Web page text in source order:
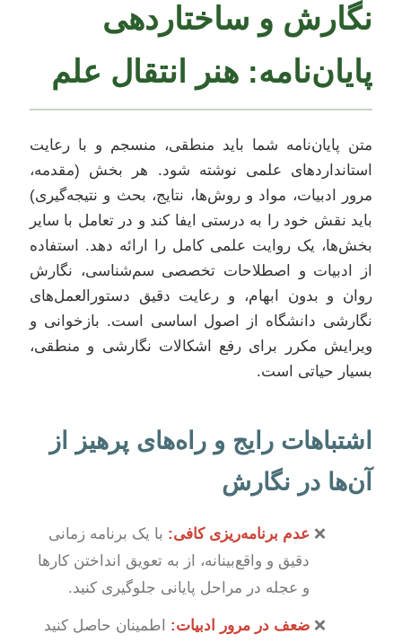
نگارش و ساختاردهی
پایان‌نامه: هنر انتقال علم
متن پایان‌نامه شما باید منطقی، منسجم و با رعایت
استانداردهای علمی نوشته شود. هر بخش (مقدمه،
مرور ادبیات، مواد و روش‌ها، نتایج، بحث و نتیجه‌گیری)
باید نقش خود را به درستی ایفا کند و در تعامل با سایر
بخش‌ها، یک روایت علمی کامل را ارائه دهد. استفاده
از ادبیات و اصطلاحات تخصصی سم‌شناسی، نگارش
روان و بدون ابهام، و رعایت دقیق دستورالعمل‌های
نگارشی دانشگاه از اصول اساسی است. بازخوانی و
ویرایش مکرر برای رفع اشکالات نگارشی و منطقی،
بسیار حیاتی است.
اشتباهات رایج و راه‌های پرهیز از
آن‌ها در نگارش
عدم برنامه‌ریزی کافی: با یک برنامه زمانی
دقیق و واقع‌بینانه، از به تعویق انداختن کارها
و عجله در مراحل پایانی جلوگیری کنید.
ضعف در مرور ادبیات: اطمینان حاصل کنید